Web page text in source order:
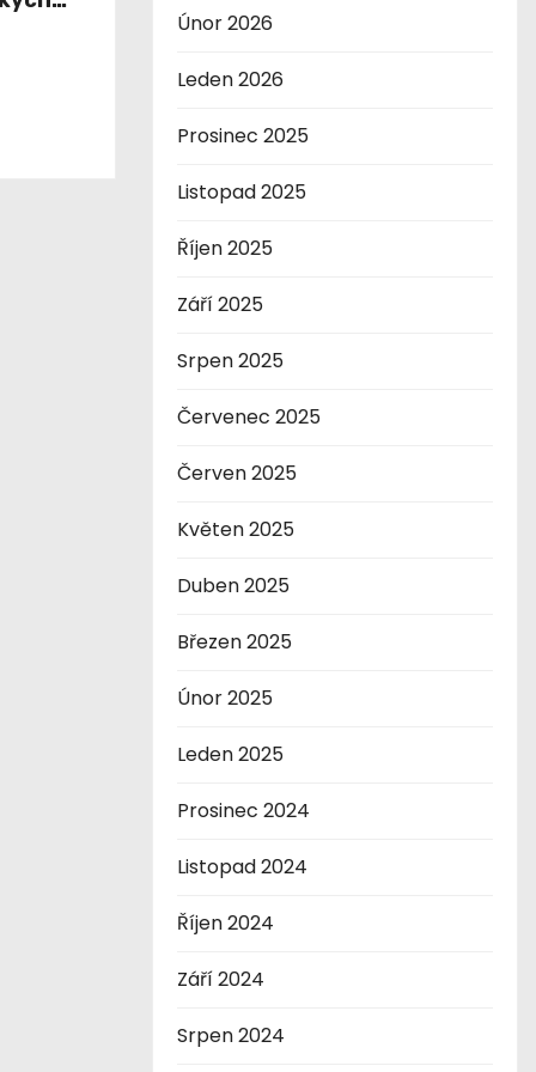
Únor 2026
Leden 2026
Prosinec 2025
Listopad 2025
Říjen 2025
Září 2025
Srpen 2025
Červenec 2025
Červen 2025
Květen 2025
Duben 2025
Březen 2025
Únor 2025
Leden 2025
Prosinec 2024
Listopad 2024
Říjen 2024
Září 2024
Srpen 2024